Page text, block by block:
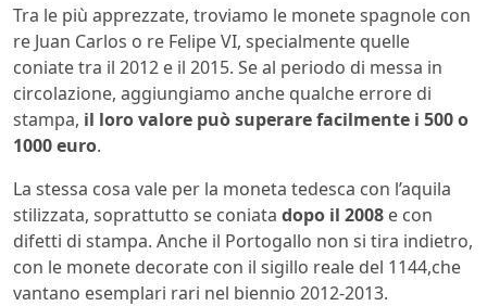
Tra le più apprezzate, troviamo le monete spagnole con
re Juan Carlos o re Felipe VI, specialmente quelle
coniate tra il 2012 e il 2015. Se al periodo di messa in
circolazione, aggiungiamo anche qualche errore di
stampa, il loro valore può superare facilmente i 500 o
1000 euro.
La stessa cosa vale per la moneta tedesca con l’aquila
stilizzata, soprattutto se coniata dopo il 2008 e con
difetti di stampa. Anche il Portogallo non si tira indietro,
con le monete decorate con il sigillo reale del 1144,che
vantano esemplari rari nel biennio 2012-2013.